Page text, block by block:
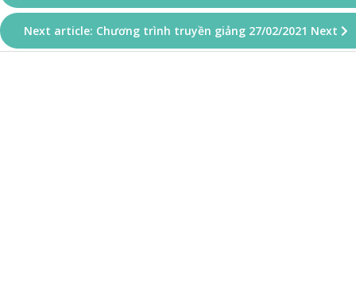
Next article: Chương trình truyền giảng 27/02/2021 Next